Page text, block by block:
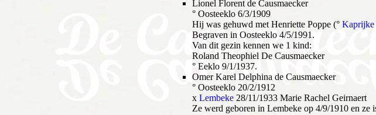
Lionel Florent de Causmaecker
° Oosteeklo 6/3/1909
Hij was gehuwd met Henriette Poppe (° Kaprijke
Begraven in Oosteeklo 4/5/1991.
Van dit gezin kennen we 1 kind:
Roland Theophiel De Causmaecker
° Eeklo 9/1/1937.
Omer Karel Delphina de Causmaecker
° Oosteeklo 20/2/1912
x Lembeke 28/11/1933 Marie Rachel Geirnaert
Ze werd geboren in Lembeke op 4/9/1910 en ze